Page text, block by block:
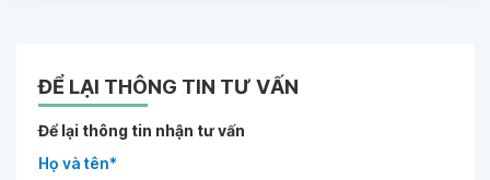
ĐỂ LẠI THÔNG TIN TƯ VẤN
Để lại thông tin nhận tư vấn
Họ và tên*